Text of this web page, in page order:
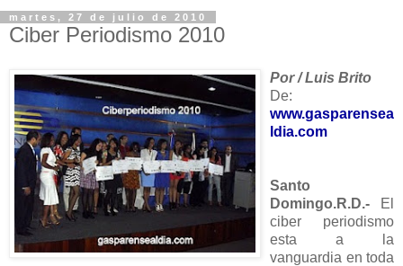
martes, 27 de julio de 2010
Ciber Periodismo 2010
Por / Luis Brito
De:
www.gasparensea
ldia.com
Santo
Domingo.R.D.-
El
ciber periodismo
esta a la
vanguardia en toda